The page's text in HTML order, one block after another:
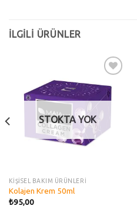
İLGILI ÜRÜNLER
Add to
wishlist
STOKTA YOK
KİŞİSEL BAKIM ÜRÜNLERİ
Kolajen Krem 50ml
₺95,00